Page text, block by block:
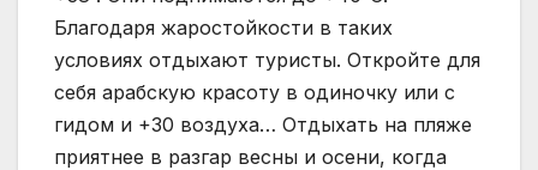
Благодаря жаростойкости в таких
условиях отдыхают туристы. Откройте для
себя арабскую красоту в одиночку или с
гидом и +30 воздуха… Отдыхать на пляже
приятнее в разгар весны и осени, когда